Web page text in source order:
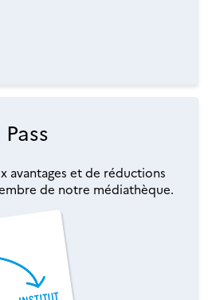
avantages et de réductions
de notre médiathèque.